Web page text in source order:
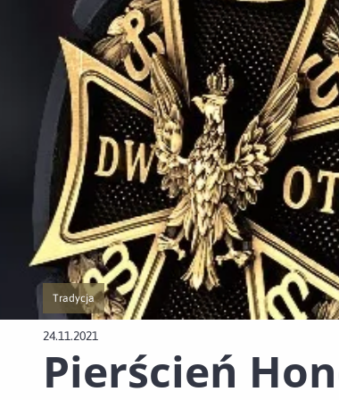
Tradycja
Przejście do nowej strony z listą publikacji o kategorii
24.11.2021
Pierścień